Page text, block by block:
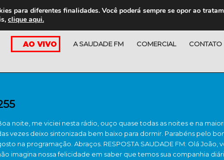
A SAUDADE FM COMERCIAL CONTATO
noite, me viciei nesta rádio, ouço quase todas as noites e na
vezes deixo sintonizada bem baixo para dormir. Parabéns pelo
na programação. Abraços. RESPOSTA SAUDADE FM: Olá João,
imagina nossa felicidade em saber que temos sua companhia
para diferentes finalidades. Você poderá sempre se opor ao
clique aqui.